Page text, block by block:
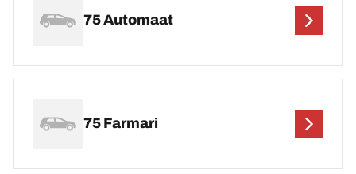
75 Automaat
75 Farmari